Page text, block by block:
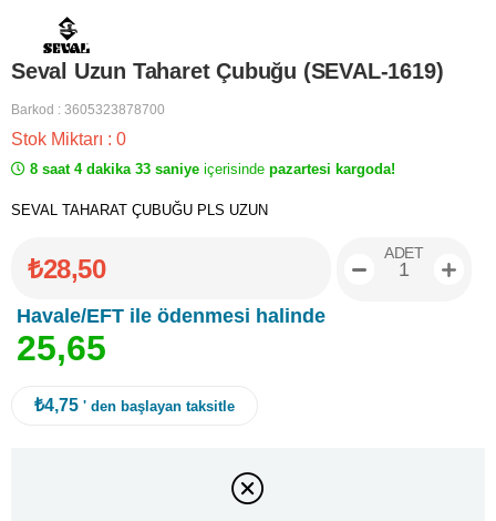
Seval Uzun Taharet Çubuğu (SEVAL-1619)
Barkod : 3605323878700
Stok Miktarı : 0
8 saat 4 dakika 33 saniye içerisinde pazartesi kargoda!
SEVAL TAHARAT ÇUBUĞU PLS UZUN
₺28,50
Havale/EFT ile ödenmesi halinde
25,65
ADET
₺4,75 ' den başlayan taksitle